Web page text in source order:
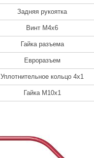
Задняя рукоятка
Винт M4x6
Гайка разъема
Евроразъем
Уплотнительное кольцо 4x1
Гайка M10x1